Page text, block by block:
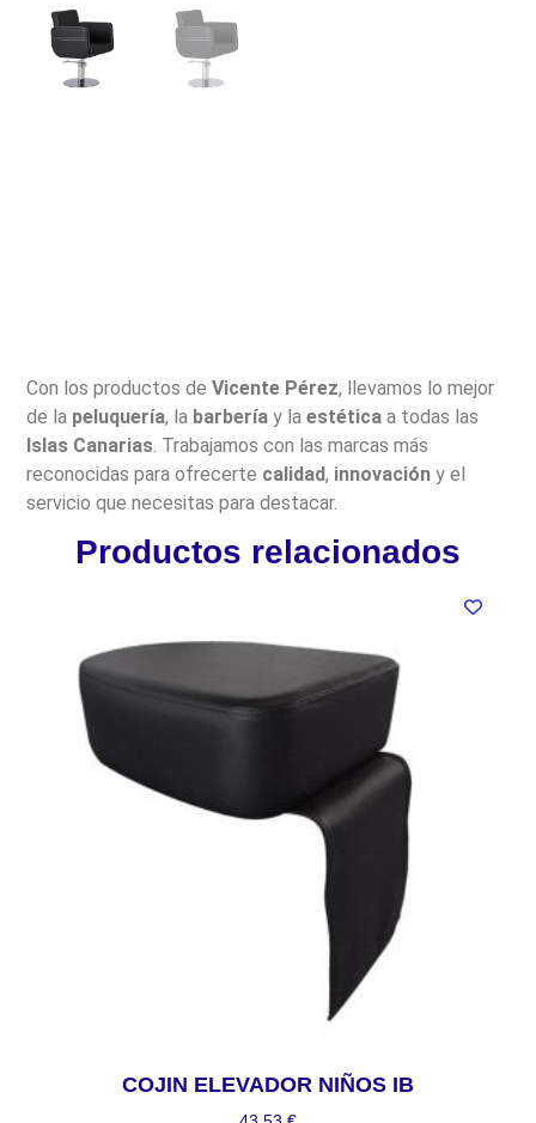
Con los productos deVicente Pérez, llevamos lo mejor
de la peluquería, la barbería y laestética a todas las
Islas Canarias . Trabajamos con las marcas más
reconocidas para ofrecerte calidad, innovación y el
servicio que necesitas para destacar.
Productos relacionados
COJIN ELEVADOR NIÑOS IB